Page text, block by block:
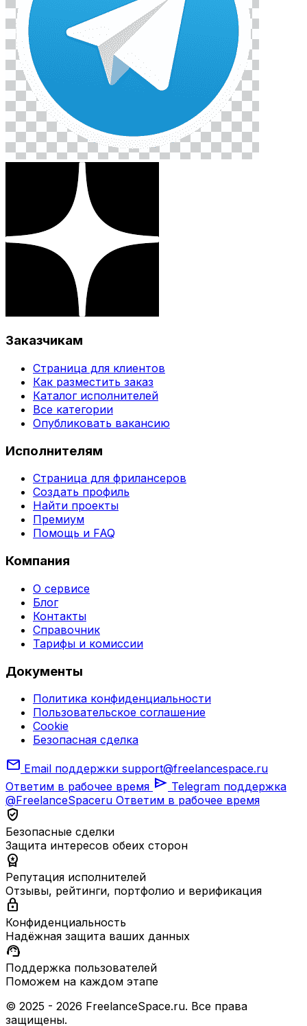
Заказчикам
Страница для клиентов
Как разместить заказ
Каталог исполнителей
Все категории
Опубликовать вакансию
Исполнителям
Страница для фрилансеров
Создать профиль
Найти проекты
Премиум
Помощь и FAQ
Компания
О сервисе
Блог
Контакты
Справочник
Тарифы и комиссии
Документы
Политика конфиденциальности
Пользовательское соглашение
Cookie
Безопасная сделка
mail Email поддержки support@freelancespace.ru
Ответим в рабочее время send Telegram поддержка
@FreelanceSpaceru Ответим в рабочее время
verified_user
Безопасные сделки
Защита интересов обеих сторон
workspace_premium
Репутация исполнителей
Отзывы, рейтинги, портфолио и верификация
lock
Конфиденциальность
Надёжная защита ваших данных
support_agent
Поддержка пользователей
Поможем на каждом этапе
© 2025 - 2026 FreelanceSpace.ru. Все права
защищены.